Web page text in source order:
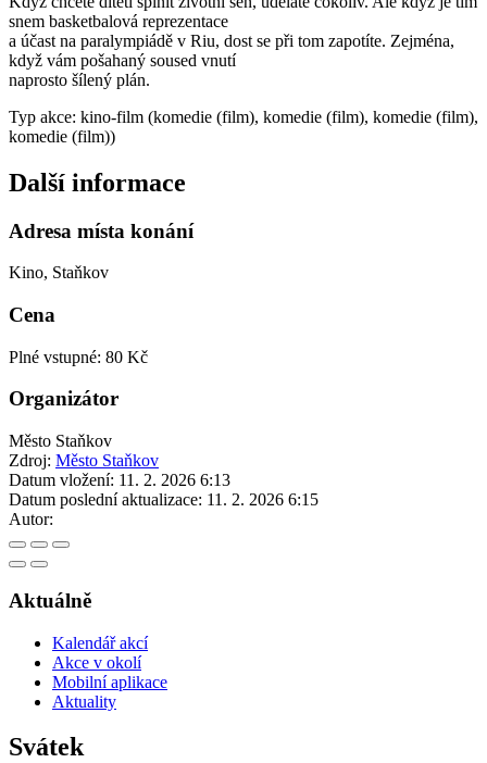
snem basketbalová reprezentace
a účast na paralympiádě v Riu, dost se při tom zapotíte. Zejména,
když vám pošahaný soused vnutí
naprosto šílený plán.
Typ akce: kino-film (komedie (film), komedie (film), komedie (film),
komedie (film))
Další informace
Adresa místa konání
Kino, Staňkov
Cena
Plné vstupné: 80 Kč
Organizátor
Město Staňkov
Zdroj: Město Staňkov
Datum vložení: 11. 2. 2026 6:13
Datum poslední aktualizace: 11. 2. 2026 6:15
Autor:
Aktuálně
Kalendář akcí
Akce v okolí
Mobilní aplikace
Aktuality
Svátek